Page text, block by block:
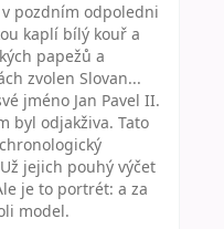
pozdním odpoledni
kaplí bílý kouř a
papežů a
zvolen Slovan...
jméno Jan Pavel II.
byl odjakživa. Tato
jejich pouhý výčet
je to portrét: a za
model.